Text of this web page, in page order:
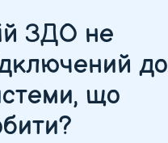
ЗДО не
до
що